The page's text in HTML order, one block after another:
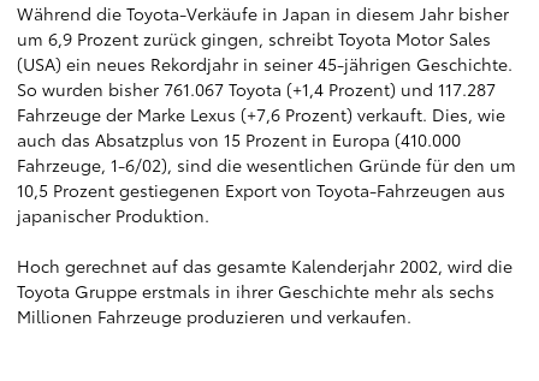
Während die Toyota-Verkäufe in Japan in diesem Jahr bisher
um 6,9 Prozent zurück gingen, schreibt Toyota Motor Sales
(USA) ein neues Rekordjahr in seiner 45-jährigen Geschichte.
So wurden bisher 761.067 Toyota (+1,4 Prozent) und 117.287
Fahrzeuge der Marke Lexus (+7,6 Prozent) verkauft. Dies, wie
auch das Absatzplus von 15 Prozent in Europa (410.000
Fahrzeuge, 1-6/02), sind die wesentlichen Gründe für den um
10,5 Prozent gestiegenen Export von Toyota-Fahrzeugen aus
japanischer Produktion.
Hoch gerechnet auf das gesamte Kalenderjahr 2002, wird die
Toyota Gruppe erstmals in ihrer Geschichte mehr als sechs
Millionen Fahrzeuge produzieren und verkaufen.